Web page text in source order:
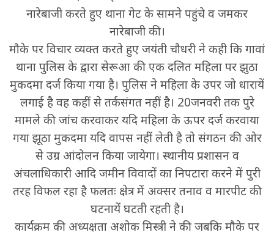
नारेबाजी करते हुए थाना गेट के सामने पहुंचे व जमकर
नारेबाजी की।
मौके पर विचार व्यक्त करते हुए जयंती चौधरी ने कही कि गावां
थाना पुलिस के द्वारा सेरूआ की एक दलित महिला पर झुठा
मुकदमा दर्ज किया गया है। पुलिस ने महिला के उपर जो धारायें
लगाई है वह कहीं से तर्कसंगत नहीं है। 20जनवरी तक पुरे
मामले की जांच करवाकर यदि महिला के ऊपर दर्ज करवाया
गया झूठा मुकदमा यदि वापस नहीं लेती है तो संगठन की ओर
से उग्र आंदोलन किया जायेगा। स्थानीय प्रशासन व
अंचलाधिकारी आदि जमीन विवादों का निपटारा करने में पुरी
तरह विफल रहा है फलतः क्षेत्र में अक्सर तनाव व मारपीट की
घटनायें घटती रहती है।
कार्यक्रम की अध्यक्षता अशोक मिस्त्री ने की जबकि मौके पर